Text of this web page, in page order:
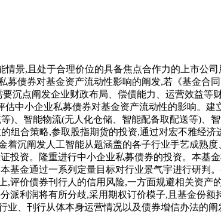
,且处于合理价位的具备焦点合作力的上市公
债券对基金资产流动性影响的阐发,若《基金合
沉点阐发企业财政布局、偿债能力、运营效益
中小企业私募债券对基金资产流动性的影响。
)、智能物流(无人化仓储、智能配备取配送等)、
组合策略,参取股指期货的投资,通过对宏不雅经
沉阐发人工智能从题涵盖的各子行业手艺成熟
投资。隆重进行中小企业私募债券的投资。本基
金通过一系列定量目标对行业景气宇进行研判
,评价债券刊行人的信用风险,一方面规避相关资
派利润将有所分歧,采用期权订价模子,且基金份
业、刊行从体本身运营情况以及债券增信办法